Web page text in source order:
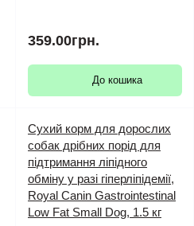
359.00грн.
До кошика
Сухий корм для дорослих
собак дрібних порід для
підтримання ліпідного
обміну у разі гіперліпідемії,
Royal Canin Gastrointestinal
Low Fat Small Dog, 1.5 кг